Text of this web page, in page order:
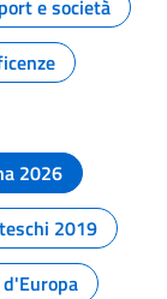
e società
2026
2019